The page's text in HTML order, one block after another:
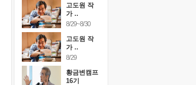
고도원 작
가 ..
8/29~8/30
고도원 작
가 ..
8/29
황금변캠프
16기